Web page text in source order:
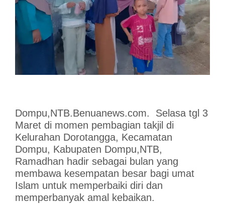
Dompu,NTB.Benuanews.com. Selasa tgl 3
Maret di momen pembagian takjil di
Kelurahan Dorotangga, Kecamatan
Dompu, Kabupaten Dompu,NTB,
Ramadhan hadir sebagai bulan yang
membawa kesempatan besar bagi umat
Islam untuk memperbaiki diri dan
memperbanyak amal kebaikan.